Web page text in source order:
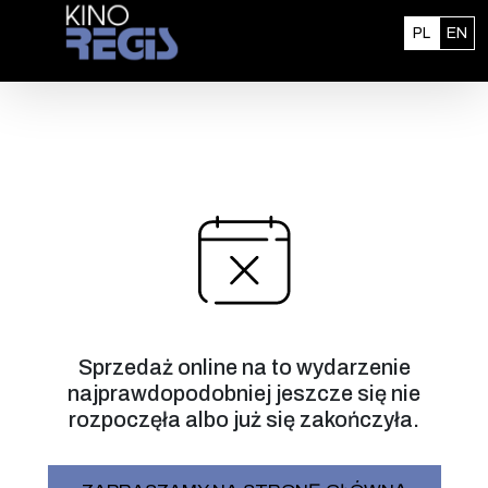
Przejdź do treści
PL Polski
EN
Sprzedaż online na to wydarzenie
najprawdopodobniej jeszcze się nie
rozpoczęła albo już się zakończyła.